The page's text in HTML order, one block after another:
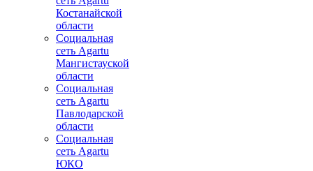
Костанайской
области
Социальная
сеть Agartu
Мангистауской
области
Социальная
сеть Agartu
Павлодарской
области
Социальная
сеть Agartu
ЮКО